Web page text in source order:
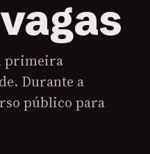
primeira
Durante a
público para